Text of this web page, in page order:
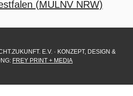
E.V. · KONZEPT, DESIGN &
FREY PRINT + MEDIA